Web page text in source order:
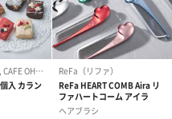
のお届け可能日が通常より